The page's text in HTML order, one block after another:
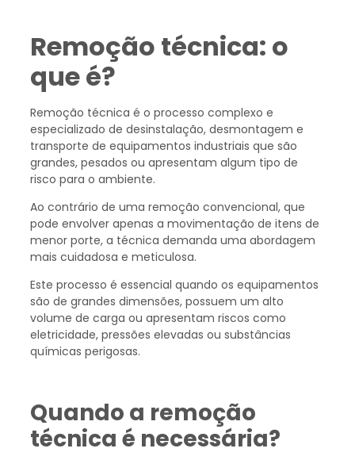
Remoção técnica: o
que é?
Remoção técnica é o processo complexo e
especializado de desinstalação, desmontagem e
transporte de equipamentos industriais que são
grandes, pesados ou apresentam algum tipo de
risco para o ambiente.
Ao contrário de uma remoção convencional, que
pode envolver apenas a movimentação de itens de
menor porte, a técnica demanda uma abordagem
mais cuidadosa e meticulosa.
Este processo é essencial quando os equipamentos
são de grandes dimensões, possuem um alto
volume de carga ou apresentam riscos como
eletricidade, pressões elevadas ou substâncias
químicas perigosas.
Quando a remoção
técnica é necessária?